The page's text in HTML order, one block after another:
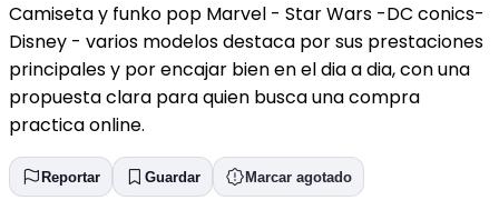
Camiseta y funko pop Marvel - Star Wars -DC conics-
Disney - varios modelos destaca por sus prestaciones
principales y por encajar bien en el dia a dia, con una
propuesta clara para quien busca una compra
practica online.
Reportar Guardar Marcar agotado